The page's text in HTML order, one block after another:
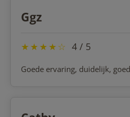
Ggz
★★★★☆ 4 / 5
Goede ervaring, duidelijk,